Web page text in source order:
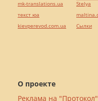
О проекте
Реклама на "Протокол"
mk-translations.ua
текст юа
kievperevod.com.ua
Stelya
Cылки